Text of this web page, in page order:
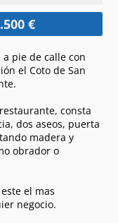
€
a pie de calle con
el Coto de San
consta
dos aseos, puerta
madera y
obrador o
el mas
negocio.